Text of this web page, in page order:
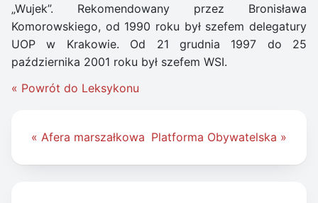
„Wujek”. Rekomendowany przez Bronisława
Komorowskiego, od 1990 roku był szefem delegatury
UOP w Krakowie. Od 21 grudnia 1997 do 25
października 2001 roku był szefem WSI.
« Powrót do Leksykonu
Nawigacja
« Afera marszałkowa Platforma Obywatelska »